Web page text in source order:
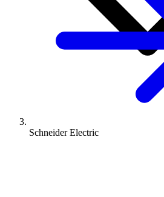
Schneider Electric